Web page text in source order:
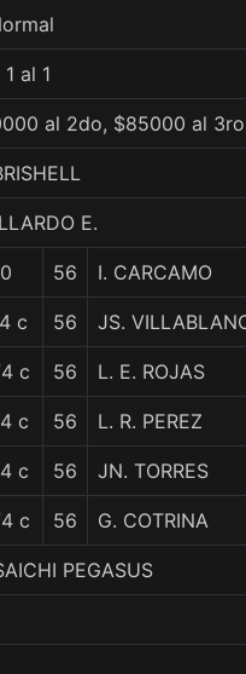
al 1
al 2do, $85000 al
E.
56 I. CARCAMO
c 56 JS.
c 56 L. E. ROJAS
c 56 L. R. PEREZ
c 56 JN. TORRES
c 56 G. COTRINA
PEGASUS